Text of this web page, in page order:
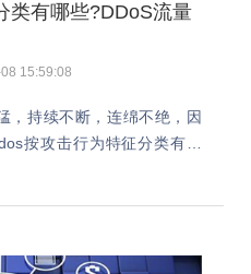
类有哪些?DDoS流量
15:59:08
，持续不断，连绵不绝，因
按攻击行为特征分类有哪